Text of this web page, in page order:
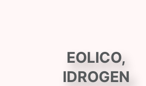
EOLICO,
IDROGEN